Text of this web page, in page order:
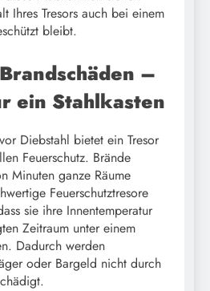
Ihres Tresors auch bei einem
bleibt.
–
ein Stahlkasten
Diebstahl bietet ein Tresor
Feuerschutz. Brände
Minuten ganze Räume
Feuerschutztresore
sie ihre Innentemperatur
Zeitraum unter einem
Dadurch werden
oder Bargeld nicht durch